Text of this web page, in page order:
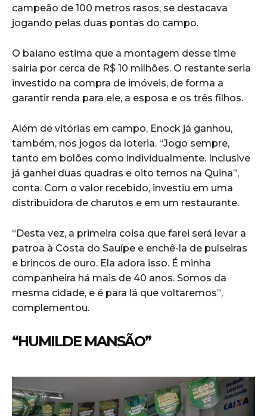
campeão de 100 metros rasos, se destacava
jogando pelas duas pontas do campo.
O baiano estima que a montagem desse time
sairia por cerca de R$ 10 milhões. O restante seria
investido na compra de imóveis, de forma a
garantir renda para ele, a esposa e os três filhos.
Além de vitórias em campo, Enock já ganhou,
também, nos jogos da loteria. “Jogo sempre,
tanto em bolões como individualmente. Inclusive
já ganhei duas quadras e oito ternos na Quina”,
conta. Com o valor recebido, investiu em uma
distribuidora de charutos e em um restaurante.
“Desta vez, a primeira coisa que farei será levar a
patroa à Costa do Sauípe e enchê-la de pulseiras
e brincos de ouro. Ela adora isso. É minha
companheira há mais de 40 anos. Somos da
mesma cidade, e é para lá que voltaremos”,
complementou.
“HUMILDE MANSÃO”